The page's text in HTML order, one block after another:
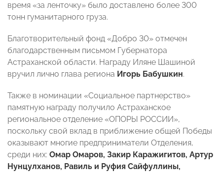
время «за ленточку» было доставлено более 300
тонн гуманитарного груза.
Благотворительный фонд «Добро 30» отмечен
благодарственным письмом Губернатора
Астраханской области. Награду Иляне Шашиной
вручил лично глава региона Игорь Бабушкин.
Также в номинации «Социальное партнерство»
памятную награду получило Астраханское
региональное отделение «ОПОРЫ РОССИИ»,
поскольку свой вклад в приближение общей Победы
оказывают многие предприниматели Отделения,
среди них: Омар Омаров, Закир Каражигитов, Артур
Нунцулханов, Равиль и Руфия Сайфуллины,